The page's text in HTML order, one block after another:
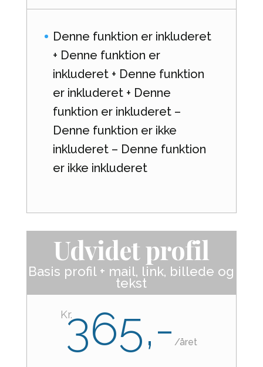
Denne funktion er inkluderet
+ Denne funktion er
inkluderet + Denne funktion
er inkluderet + Denne
funktion er inkluderet –
Denne funktion er ikke
inkluderet – Denne funktion
er ikke inkluderet
Udvidet profil
Basis profil + mail, link, billede og
tekst
Kr.365,- /året